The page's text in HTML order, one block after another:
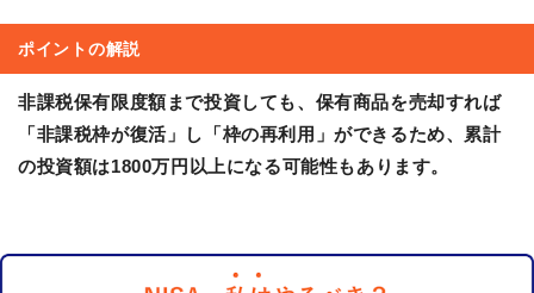
ポイントの解説
非課税保有限度額まで投資しても、保有商品を売却すれば
「非課税枠が復活」し「枠の再利用」ができるため、累計
の投資額は1800万円以上になる可能性もあります。